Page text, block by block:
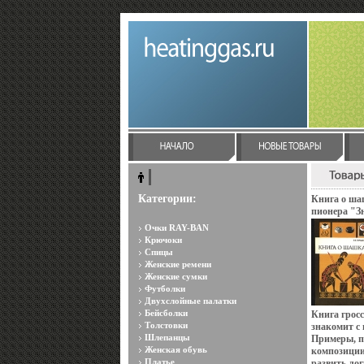
Категории:
Очки RAY-BAN
Крючоки
Спицы
Женские ремени
Женские сумки
Футболки
Двухслойные палатки
Бейсболки
Толстовки
Шлепанцы
Женская обувь
Платье
Книга о
пионера
Книга
знакомит
Примеры,